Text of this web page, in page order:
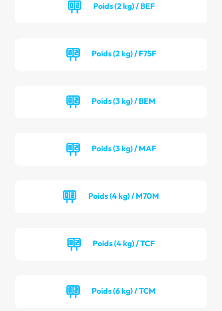
Poids (2 kg) / BEF
Poids (2 kg) / F75F
Poids (3 kg) / BEM
Poids (3 kg) / MAF
Poids (4 kg) / M70M
Poids (4 kg) / TCF
Poids (6 kg) / TCM